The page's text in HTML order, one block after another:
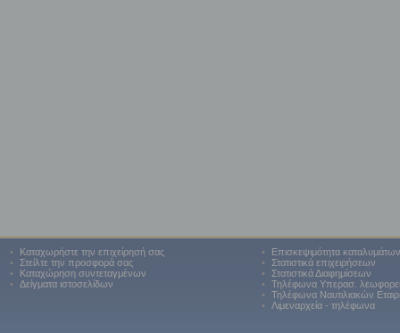
•
Καταχωρήστε την επιχείρησή σας
•
Στείλτε την προσφορά σας
•
Καταχώρηση συντεταγμένων
•
Δείγματα ιστοσελίδων
•
Επισκεψιμότητα καταλυμάτων
•
Στατιστικά επιχειρήσεων
•
Στατιστικά Διαφημίσεων
•
Τηλέφωνα Υπερασ.
•
Τηλέφωνα Ναυτιλιακών
•
Λιμεναρχεία - τηλέφωνα